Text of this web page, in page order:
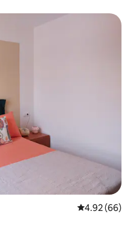
レビュー66
4.92 (66)